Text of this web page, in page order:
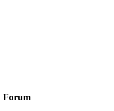
Forum